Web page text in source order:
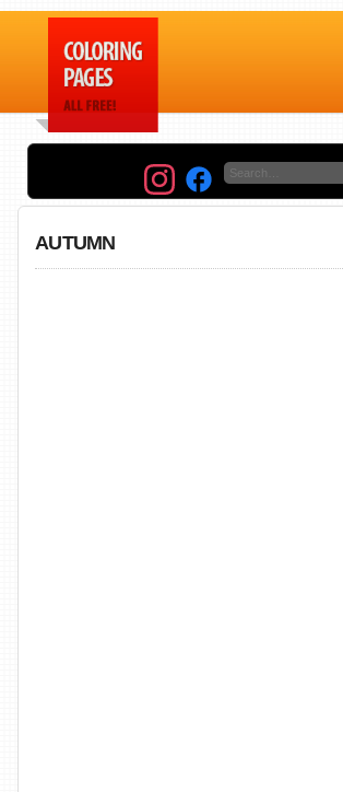
AUTUMN